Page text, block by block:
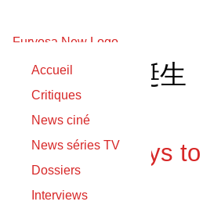
Accueil
Critiques
News ciné
News séries TV
Dossiers
Interviews
一个字头的诞生
06/05/2020
06/05/2020
Too Many Ways